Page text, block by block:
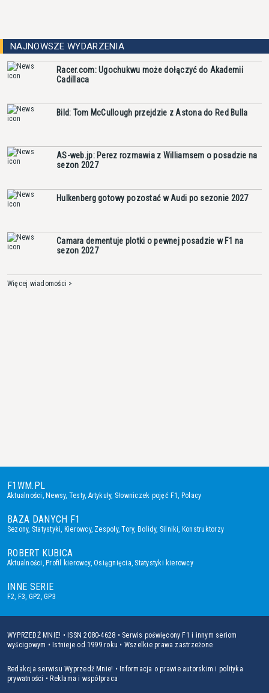
NAJNOWSZE WYDARZENIA
Racer.com: Ugochukwu może dołączyć do Akademii
Cadillaca
Bild: Tom McCullough przejdzie z Astona do Red Bulla
AS-web.jp: Perez rozmawia z Williamsem o posadzie na
sezon 2027
Hulkenberg gotowy pozostać w Audi po sezonie 2027
Camara dementuje plotki o pewnej posadzie w F1 na
sezon 2027
Więcej wiadomości >
F1WM.PL
Aktualności, Newsy, Testy, Artykuły, Słowniczek pojęć F1, Polacy
BAZA DANYCH F1
Sezony, Statystyki, Kierowcy, Zespoły,Tory, Bolidy, Silniki, Konstruktorzy
ROBERT KUBICA
Aktualności, Profil kierowcy,Osiągnięcia, Statystyki kierowcy
INNE SERIE
F2, F3, GP2,GP3
WYPRZEDŹ MNIE! • ISSN 2080-4628 • Serwis poświęcony F1 i innym seriom
wyścigowym • Istnieje od 1999 roku • Wszelkie prawa zastrzeżone
Redakcja serwisu Wyprzedź Mnie! • Informacja o prawie autorskim i polityka
prywatności • Reklama i współpraca